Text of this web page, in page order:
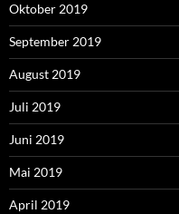
Oktober 2019
September 2019
August 2019
Juli 2019
Juni 2019
Mai 2019
April 2019